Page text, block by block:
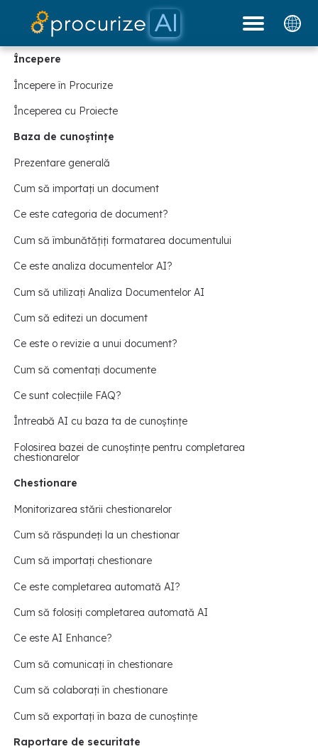
Începere
Începere în Procurize
Începerea cu Proiecte
Baza de cunoștințe
Prezentare generală
Cum să importați un document
Ce este categoria de document?
Cum să îmbunătățiți formatarea documentului
Ce este analiza documentelor AI?
Cum să utilizați Analiza Documentelor AI
Cum să editezi un document
Ce este o revizie a unui document?
Cum să comentați documente
Ce sunt colecțiile FAQ?
Întreabă AI cu baza ta de cunoștințe
Folosirea bazei de cunoștințe pentru completarea
chestionarelor
Chestionare
Monitorizarea stării chestionarelor
Cum să răspundeți la un chestionar
Cum să importați chestionare
Ce este completarea automată AI?
Cum să folosiți completarea automată AI
Ce este AI Enhance?
Cum să comunicați în chestionare
Cum să colaborați în chestionare
Cum să exportați în baza de cunoștințe
Raportare de securitate